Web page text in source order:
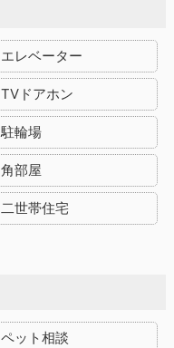
エレベーター
TVドアホン
駐輪場
角部屋
二世帯住宅
ペット相談